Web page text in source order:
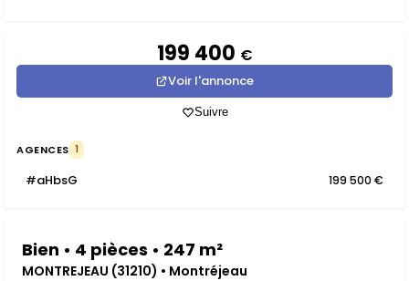
199 400 €
Voir l'annonce
Suivre
AGENCES 1
#aHbsG 199 500 €
Bien • 4 pièces • 247 m²
MONTREJEAU (31210) • Montréjeau